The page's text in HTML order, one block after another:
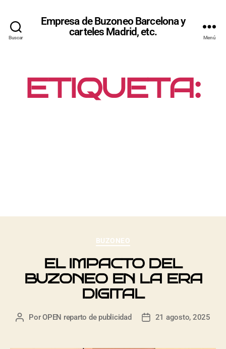
Buscar
Empresa de Buzoneo Barcelona y
carteles Madrid, etc.
Menú
ETIQUETA:
BUZONEO
EL IMPACTO DEL
BUZONEO EN LA ERA
DIGITAL
PorOPEN reparto de publicidad 21 agosto, 2025